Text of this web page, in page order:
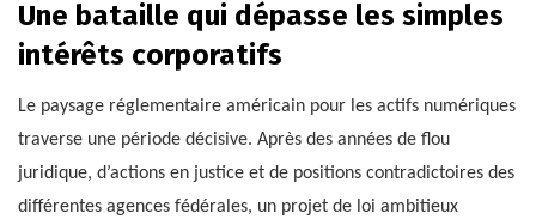
Une bataille qui dépasse les simples
intérêts corporatifs
Le paysage réglementaire américain pour les actifs numériques
traverse une période décisive. Après des années de flou
juridique, d’actions en justice et de positions contradictoires des
différentes agences fédérales, un projet de loi ambitieux